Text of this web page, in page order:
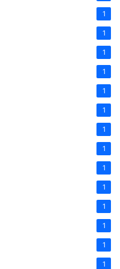
1
1
1
1
1
1
1
1
1
1
1
1
1
1